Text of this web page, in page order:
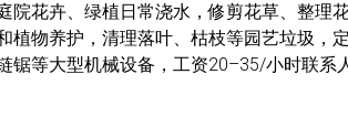
院花卉、绿植日常浇水，修剪花草、整理
植物养护，清理落叶、枯枝等园艺垃圾，
锯等大型机械设备，工资20–35/小时联系